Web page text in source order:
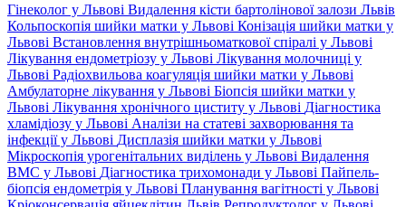
Гінеколог у Львові Видалення кісти бартолінової залози Львів
Кольпоскопія шийки матки у Львові Конізація шийки матки у
Львові Встановлення внутрішньоматкової спіралі у Львові
Лікування ендометріозу у Львові Лікування молочниці у
Львові Радіохвильова коагуляція шийки матки у Львові
Амбулаторне лікування у Львові Біопсія шийки матки у
Львові Лікування хронічного циститу у Львові Діагностика
хламідіозу у Львові Аналізи на статеві захворювання та
інфекції у Львові Дисплазія шийки матки у Львові
Мікроскопія урогенітальних виділень у Львові Видалення
ВМС у Львові Діагностика трихомонади у Львові Пайпель-
біопсія ендометрія у Львові Планування вагітності у Львові